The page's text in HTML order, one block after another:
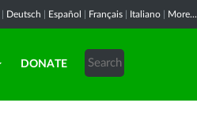
Deutsch Español Français Italiano More...
DONATE